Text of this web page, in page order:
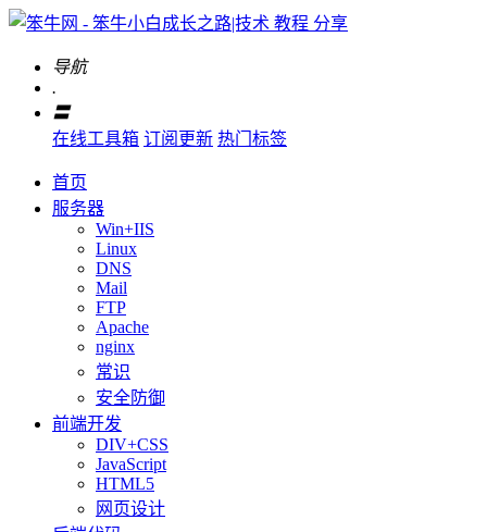
导航
.
〓
在线工具箱 订阅更新 热门标签
首页
服务器
Win+IIS
Linux
DNS
Mail
FTP
Apache
nginx
常识
安全防御
前端开发
DIV+CSS
JavaScript
HTML5
网页设计